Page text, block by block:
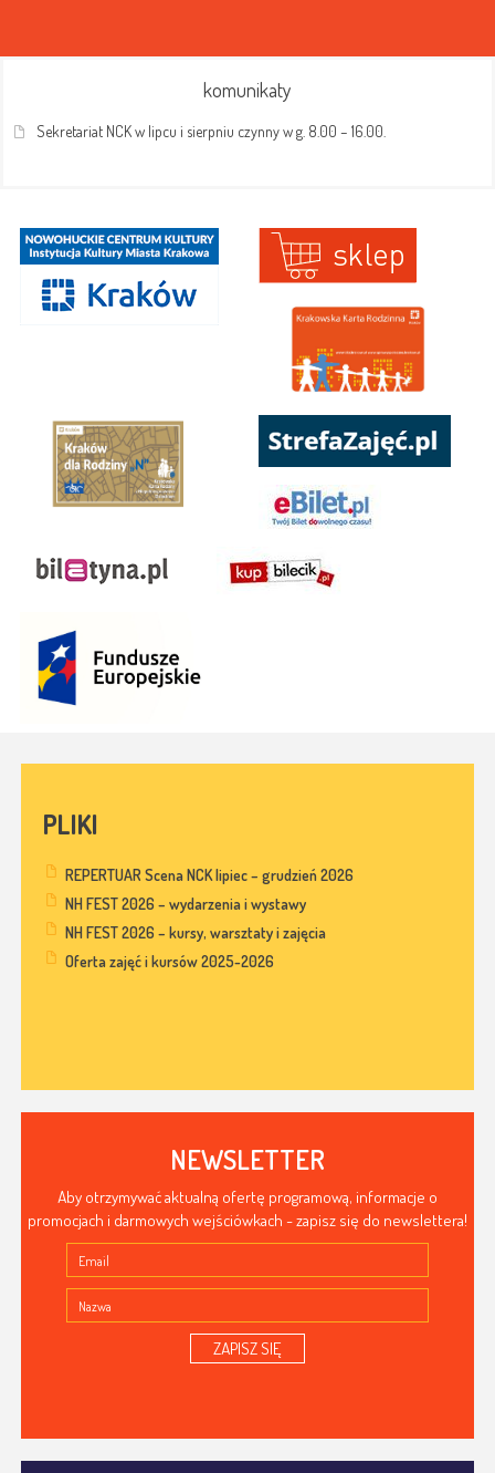
komunikaty
Sekretariat NCK w lipcu i sierpniu czynny w g. 8.00 – 16.00.
PLIKI
REPERTUAR Scena NCK lipiec – grudzień 2026
NH FEST 2026 – wydarzenia i wystawy
NH FEST 2026 – kursy, warsztaty i zajęcia
Oferta zajęć i kursów 2025-2026
NEWSLETTER
Aby otrzymywać aktualną ofertę programową, informacje o
promocjach i darmowych wejściówkach - zapisz się do newslettera!
ZAPISZ SIĘ